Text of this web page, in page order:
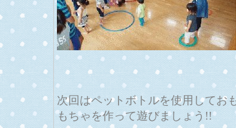
次回はペットボトルを使用してお
もちゃを作って遊びましょう!!